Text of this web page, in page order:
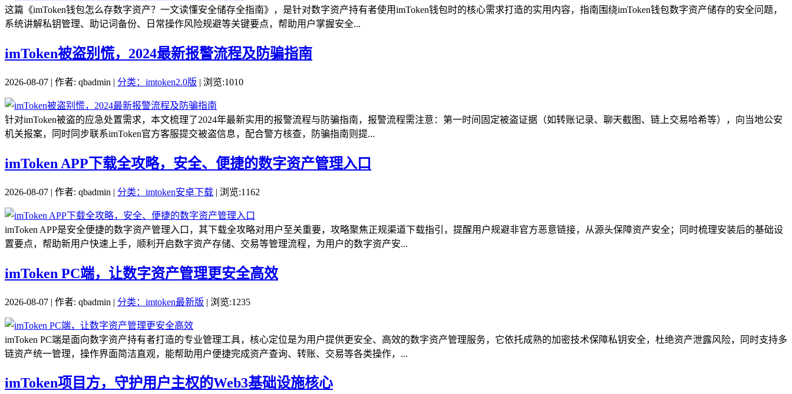
这篇《imToken钱包怎么存数字资产？一文读懂安全储存全指南》，是针对数字资产持有者使用imToken钱包时的核心需求打造的实用内容，指南围绕imToken钱包数字资产储存的安全问题，
系统讲解私钥管理、助记词备份、日常操作风险规避等关键要点，帮助用户掌握安全...
imToken被盗别慌，2024最新报警流程及防骗指南
2026-08-07 | 作者: qbadmin | 分类：imtoken2.0版 | 浏览:1010
针对imToken被盗的应急处置需求，本文梳理了2024年最新实用的报警流程与防骗指南，报警流程需注意：第一时间固定被盗证据（如转账记录、聊天截图、链上交易哈希等），向当地公安
机关报案，同时同步联系imToken官方客服提交被盗信息，配合警方核查，防骗指南则提...
imToken APP下载全攻略，安全、便捷的数字资产管理入口
2026-08-07 | 作者: qbadmin | 分类：imtoken安卓下载 | 浏览:1162
imToken APP是安全便捷的数字资产管理入口，其下载全攻略对用户至关重要，攻略聚焦正规渠道下载指引，提醒用户规避非官方恶意链接，从源头保障资产安全；同时梳理安装后的基础设
置要点，帮助新用户快速上手，顺利开启数字资产存储、交易等管理流程，为用户的数字资产安...
imToken PC端，让数字资产管理更安全高效
2026-08-07 | 作者: qbadmin | 分类：imtoken最新版 | 浏览:1235
imToken PC端是面向数字资产持有者打造的专业管理工具，核心定位是为用户提供更安全、高效的数字资产管理服务，它依托成熟的加密技术保障私钥安全，杜绝资产泄露风险，同时支持多
链资产统一管理，操作界面简洁直观，能帮助用户便捷完成资产查询、转账、交易等各类操作，...
imToken项目方，守护用户主权的Web3基础设施核心